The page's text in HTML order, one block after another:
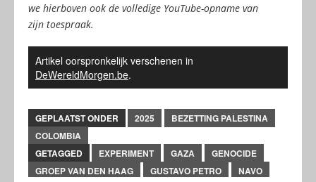
we hierboven ook de volledige YouTube-opname van
zijn toespraak.
Artikel oorspronkelijk verschenen in
DeWereldMorgen.be.
GEPLAATST ONDER 2025
BEZETTING PALESTINA
COLOMBIA
GETAGGED
EXPERIMENT GAZA
GENOCIDE
GROEP VAN DEN HAAG
GUSTAVO PETRO NAVO